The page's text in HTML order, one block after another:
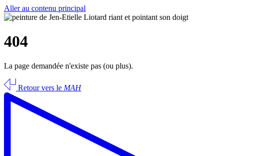
Aller au contenu principal
404
La page demandée n'existe pas (ou plus).
Retour vers le MAH